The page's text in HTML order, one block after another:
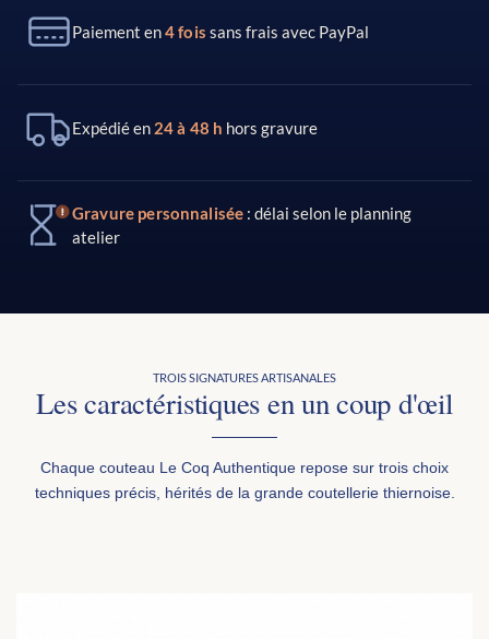
Paiement en4 fois sans frais avec PayPal
Expédié en 24 à 48 h hors gravure
Gravure personnalisée : délai selon le planning
atelier
TROIS SIGNATURES ARTISANALES
Les caractéristiques en un coup d'œil
Chaque couteau Le Coq Authentique repose sur trois choix
techniques précis, hérités de la grande coutellerie thiernoise.